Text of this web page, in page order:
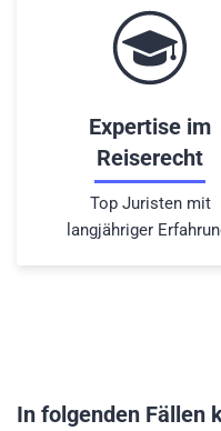
Expertise im
Reiserecht
Top Juristen mit
langjähriger
In folgenden Fällen